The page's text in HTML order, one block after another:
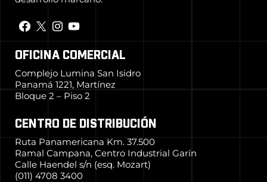
OFICINA COMERCIAL
Complejo Lumina San Isidro
Panamá 1221, Martínez
Bloque 2 – Piso 2
CENTRO DE DISTRIBUCIÓN
Ruta Panamericana Km. 37.500
Ramal Campana, Centro Industrial Garín
Calle Haendel s/n (esq. Mozart)
(011) 4708 3400